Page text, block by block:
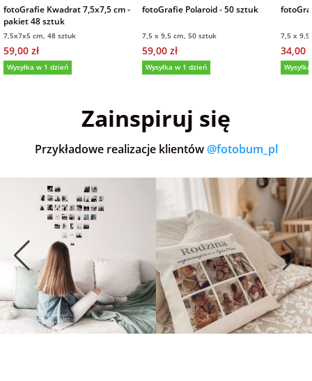
fotoGrafie Kwadrat 7,5x7,5 cm -
pakiet 48 sztuk
7,5x7x5 cm, 48 sztuk
59,00 zł
Wysyłka w 1 dzień
fotoGrafie Polaroid - 50 sztuk
7,5 x 9,5 cm, 50 sztuk
59,00 zł
Wysyłka w 1 dzień
7,5 x
34,00
Zainspiruj się
Przykładowe realizacje klientów @fotobum_pl